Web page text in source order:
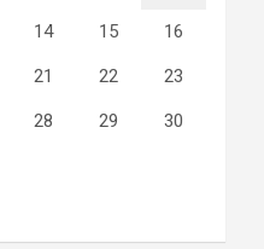
14 15 16
21 22 23
28 29 30